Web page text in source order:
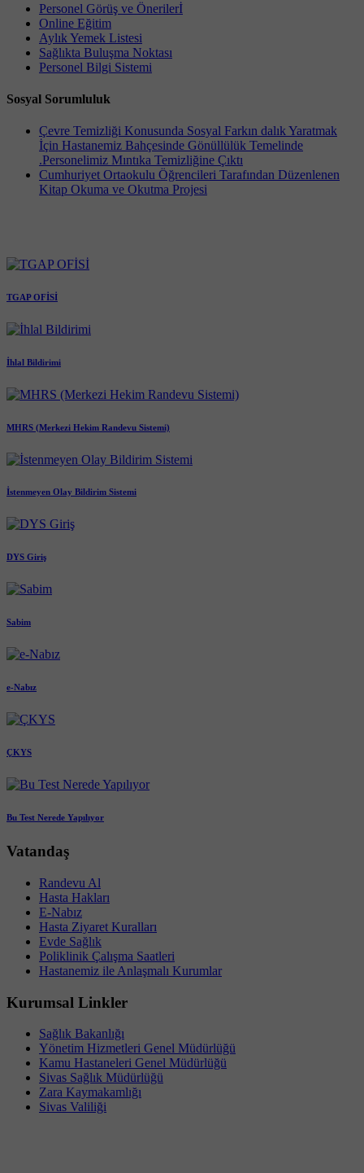
Personel Görüş ve Önerilerİ
Online Eğitim
Aylık Yemek Listesi
Sağlıkta Buluşma Noktası
Personel Bilgi Sistemi
Sosyal Sorumluluk
Çevre Temizliği Konusunda Sosyal Farkın dalık Yaratmak
İçin Hastanemiz Bahçesinde Gönüllülük Temelinde
.Personelimiz Mıntıka Temizliğine Çıktı
Cumhuriyet Ortaokulu Öğrencileri Tarafından Düzenlenen
Kitap Okuma ve Okutma Projesi
TGAP OFİSİ
İhlal Bildirimi
MHRS (Merkezi Hekim Randevu Sistemi)
İstenmeyen Olay Bildirim Sistemi
DYS Giriş
Sabim
e-Nabız
ÇKYS
Bu Test Nerede Yapılıyor
Vatandaş
Randevu Al
Hasta Hakları
E-Nabız
Hasta Ziyaret Kuralları
Evde Sağlık
Poliklinik Çalışma Saatleri
Hastanemiz ile Anlaşmalı Kurumlar
Kurumsal Linkler
Sağlık Bakanlığı
Yönetim Hizmetleri Genel Müdürlüğü
Kamu Hastaneleri Genel Müdürlüğü
Sivas Sağlık Müdürlüğü
Zara Kaymakamlığı
Sivas Valiliği